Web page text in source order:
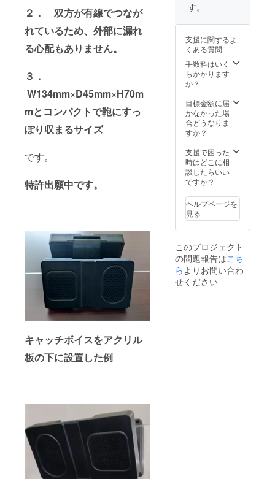
２． 双方が有線でつなが
れているため、外部に漏れ
る心配もありません。
３．
W134mm×D45mm×H70m
mとコンパクトで鞄にすっ
ぽり収まるサイズ
です。
特許出願中です。
キャッチボイスをアクリル
板の下に設置した例
来るだ
かに配
送を開
始させ
て頂き
ます
定を上
回る応
援購入
が来た
送が送
れる場
合があ
りま
す。
支援に関するよ
くある質問
手数料はいく
らかかります
か？
目標金額に届
かなかった場
合どうなりま
すか？
支援で困った
時はどこに相
談したらいい
ですか？
ヘルプページを
見る
このプロジェクト
の問題報告はこち
らよりお問い合わ
せください